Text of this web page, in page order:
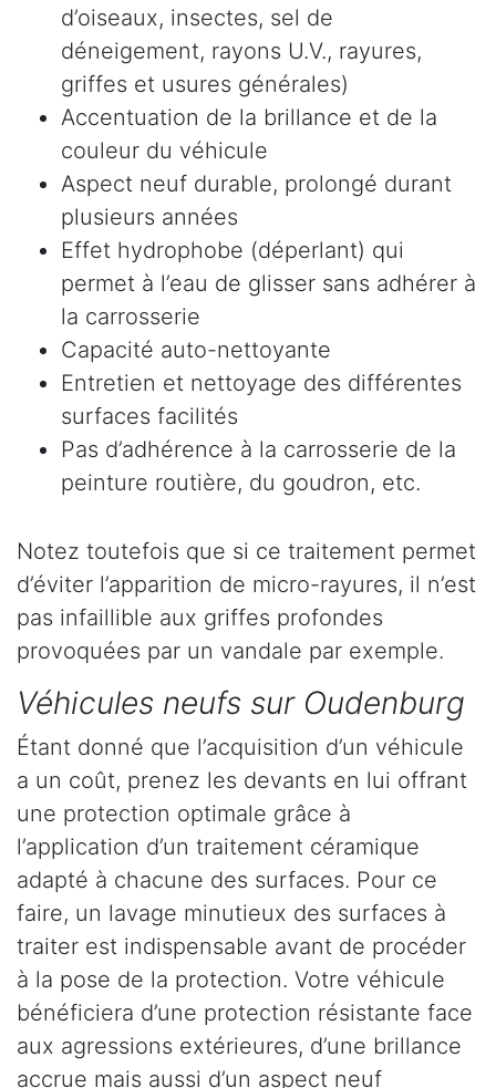
d’oiseaux, insectes, sel de
déneigement, rayons U.V., rayures,
griffes et usures générales)
Accentuation de la brillance et de la
couleur du véhicule
Aspect neuf durable, prolongé durant
plusieurs années
Effet hydrophobe (déperlant) qui
permet à l’eau de glisser sans adhérer à
la carrosserie
Capacité auto-nettoyante
Entretien et nettoyage des différentes
surfaces facilités
Pas d’adhérence à la carrosserie de la
peinture routière, du goudron, etc.
Notez toutefois que si ce traitement permet
d’éviter l’apparition de micro-rayures, il n’est
pas infaillible aux griffes profondes
provoquées par un vandale par exemple.
Véhicules neufs sur Oudenburg
Étant donné que l’acquisition d’un véhicule
a un coût, prenez les devants en lui offrant
une protection optimale grâce à
l’application d’un traitement céramique
adapté à chacune des surfaces. Pour ce
faire, un lavage minutieux des surfaces à
traiter est indispensable avant de procéder
à la pose de la protection. Votre véhicule
bénéficiera d’une protection résistante face
aux agressions extérieures, d’une brillance
accrue mais aussi d’un aspect neuf